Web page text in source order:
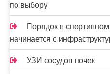
по выбору
Порядок в
начинается с
УЗИ сосудов почек